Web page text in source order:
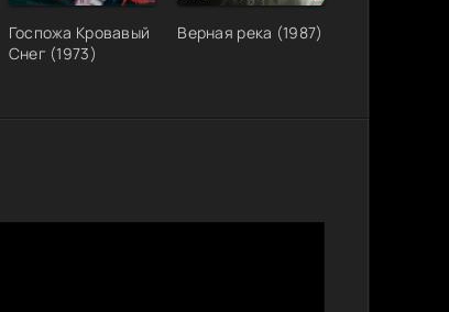
Госпожа Кровавый
Снег (1973)
Верная река (1987)